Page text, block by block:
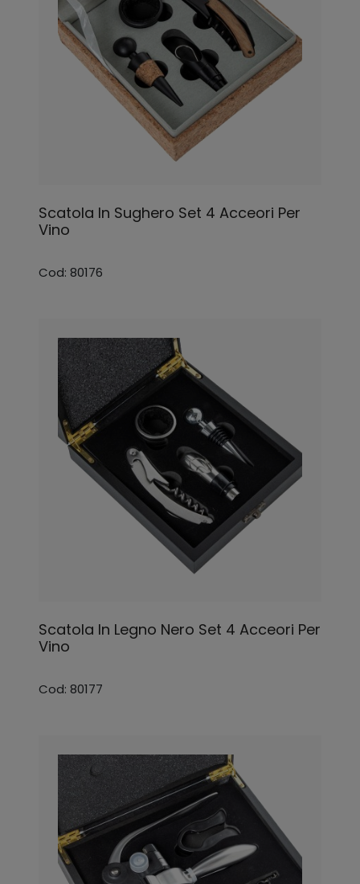
Scatola In Sughero Set 4 Acceori Per
Vino
Cod: 80176
Scatola In Legno Nero Set 4 Acceori Per
Vino
Cod: 80177